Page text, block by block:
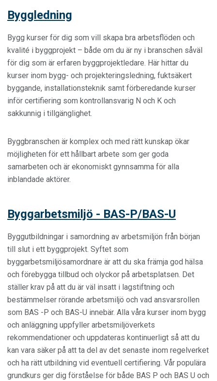
Byggledning
Bygg kurser för dig som vill skapa bra arbetsflöden och
kvalité i byggprojekt – både om du är ny i branschen såväl
för dig som är erfaren byggprojektledare. Här hittar du
kurser inom bygg- och projekteringsledning, fuktsäkert
byggande, installationsteknik samt förberedande kurser
inför certifiering som kontrollansvarig N och K och
sakkunnig i tillgänglighet.
Byggbranschen är komplex och med rätt kunskap ökar
möjligheten för ett hållbart arbete som ger goda
samarbeten och är ekonomiskt gynnsamma för alla
inblandade aktörer.
Byggarbetsmiljö - BAS-P/BAS-U
Byggutbildningar i samordning av arbetsmiljön från början
till slut i ett byggprojekt. Syftet som
byggarbetsmiljösamordnare är att du ska främja god hälsa
och förebygga tillbud och olyckor på arbetsplatsen. Det
ställer krav på att du är väl insatt i lagstiftning och
bestämmelser rörande arbetsmiljö och vad ansvarsrollen
som BAS -P och BAS-U innebär. Alla våra kurser inom bygg
och anläggning uppfyller arbetsmiljöverkets
rekommendationer och uppdateras kontinuerligt så att du
kan vara säker på att ta del av det senaste inom regelverket
och ha rätt utbildning vid eventuell certifiering. Vår populära
grundkurs ger dig förståelse för både BAS P och BAS U och